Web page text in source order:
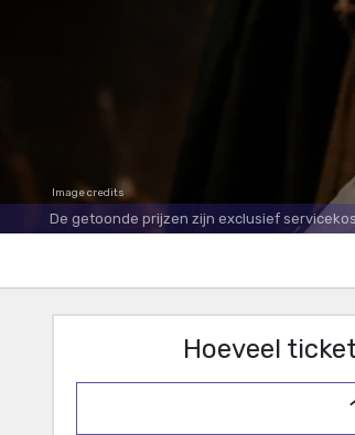
Image credits
De getoonde prijzen zijn exclusief
Hoeveel